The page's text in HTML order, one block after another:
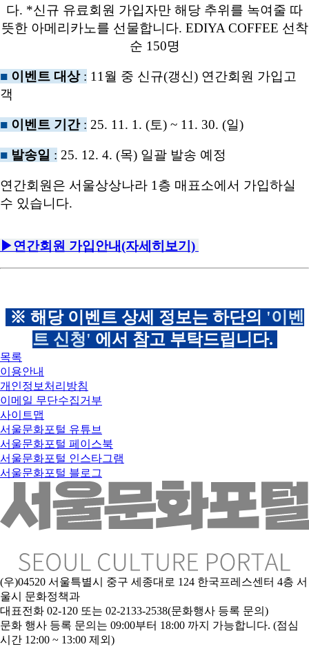
■ 이벤트 대상: 11월 중 신규(갱신) 연간회원 가입고
객
■ 이벤트 기간: 25. 11. 1. (토) ~ 11. 30. (일)
■ 발송일 : 25. 12. 4. (목) 일괄 발송 예정
연간회원은 서울상상나라 1층 매표소에서 가입하실
수 있습니다.
▶연간회원 가입안내(자세히보기)
※ 해당 이벤트 상세 정보는 하단의 '이벤
트 신청' 에서 참고 부탁드립니다.
목록
이용안내
개인정보처리방침
이메일 무단수집거부
사이트맵
서울문화포털 유튜브
서울문화포털 페이스북
서울문화포털 인스타그램
서울문화포털 블로그
(우)04520 서울특별시 중구 세종대로 124 한국프레스센터 4층 서
울시 문화정책과
대표전화 02-120 또는 02-2133-2538(문화행사 등록 문의)
문화 행사 등록 문의는 09:00부터 18:00 까지 가능합니다. (점심
시간 12:00 ~ 13:00 제외)